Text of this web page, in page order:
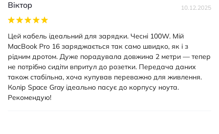
Віктор 10.12.2025
Цей кабель ідеальний для зарядки. Чесні 100W. Мій
MacBook Pro 16 заряджається так само швидко, як і з
рідним дротом. Дуже порадувала довжина 2 метри — тепер
не потрібно сидіти впритул до розетки. Передача даних
також стабільна, хоча купував переважно для живлення.
Колір Space Gray ідеально пасує до корпусу ноута.
Рекомендую!